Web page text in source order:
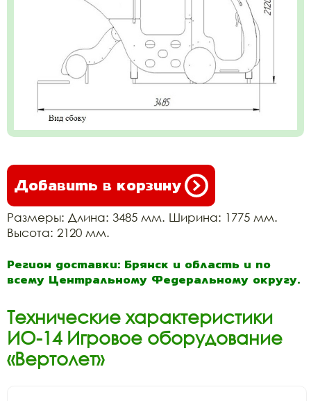
Добавить в корзину
Размеры: Длина: 3485 мм. Ширина: 1775 мм.
Высота: 2120 мм.
Регион доставки: Брянск и область и по
всему Центральному Федеральному округу.
Технические характеристики
ИО-14 Игровое оборудование
«Вертолет»